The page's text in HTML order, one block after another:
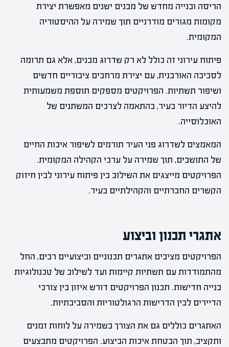
הריסה ובנייה מחדש של מבנים ישנים מאפשרת יצירת
מקומות מגורים מודרניים תוך שמירה על ההיסטוריה
המקומית.
פיתוח עירוני זה כולל לא רק שדרוג מבנים, אלא גם תרומה
לסביבה האורבנית, עם יצירת מרחבים ציבוריים חדשים
ושיפור תשתיות. הפרויקטים מספקים תוספת משמעותית
להיצע הדיור בעיר, בהתאמה לצרכים המשתנים של
האוכלוסייה.
המאמצים לשדרוג פני העיר תורמים לשיפור איכות החיים
של התושבים, תוך שמירה על ערכי הקהילה המקומית.
הפרויקטים מייצגים את השילוב בין פיתוח עירוני לבין חיזוק
הקשרים החברתיים והקהילתיים בעיר.
אתגרי תכנון וביצוע
הפרויקטים מציבים אתגרים תכנוניים וביצועיים רבים, החל
מהתמודדות עם תשתיות קיימות ועד לשילוב של טכנולוגיות
בנייה חדישות. תכנון הפרויקטים דורש איזון בין צורכי
הדיירים לבין הדרישות הרגולטוריות והסביבתיות.
האתגרים כוללים גם את הצורך בשמירה על לוחות זמנים
ותקציב, תוך הבטחת איכות הביצוע. הפרויקטים מתבצעים